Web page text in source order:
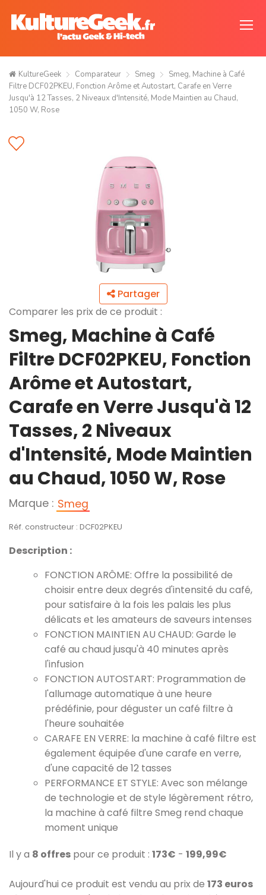
KultureGeek Comparateur Smeg
Smeg, Machine à Café
Filtre DCF02PKEU, Fonction Arôme et Autostart, Carafe en Verre
Jusqu'à 12 Tasses, 2 Niveaux d'Intensité, Mode Maintien au Chaud,
1050 W, Rose
Partager
Comparer les prix de ce produit :
Smeg, Machine à Café
Filtre DCF02PKEU, Fonction
Arôme et Autostart,
Carafe en Verre Jusqu'à 12
Tasses, 2 Niveaux
d'Intensité, Mode Maintien
au Chaud, 1050 W, Rose
Marque : Smeg
Réf. constructeur : DCF02PKEU
Description :
FONCTION ARÔME: Offre la possibilité de
choisir entre deux degrés d'intensité du café,
pour satisfaire à la fois les palais les plus
délicats et les amateurs de saveurs intenses
FONCTION MAINTIEN AU CHAUD: Garde le
café au chaud jusqu'à 40 minutes après
l'infusion
FONCTION AUTOSTART: Programmation de
l'allumage automatique à une heure
prédéfinie, pour déguster un café filtre à
l'heure souhaitée
CARAFE EN VERRE: la machine à café filtre est
également équipée d'une carafe en verre,
d'une capacité de 12 tasses
PERFORMANCE ET STYLE: Avec son mélange
de technologie et de style légèrement rétro,
la machine à café filtre Smeg rend chaque
moment unique
Il y a 8 offres pour ce produit : 173€ - 199,99€
Aujourd'hui ce produit est vendu au prix de 173 euros